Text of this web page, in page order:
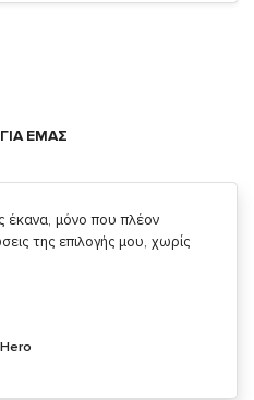
ΕΜΑΣ
την δυνατότητα να κάνουμε